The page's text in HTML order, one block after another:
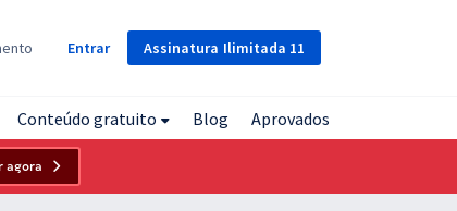
Assinatura Ilimitada 11
Entrar
Conteúdo gratuito Blog Aprovados
agora